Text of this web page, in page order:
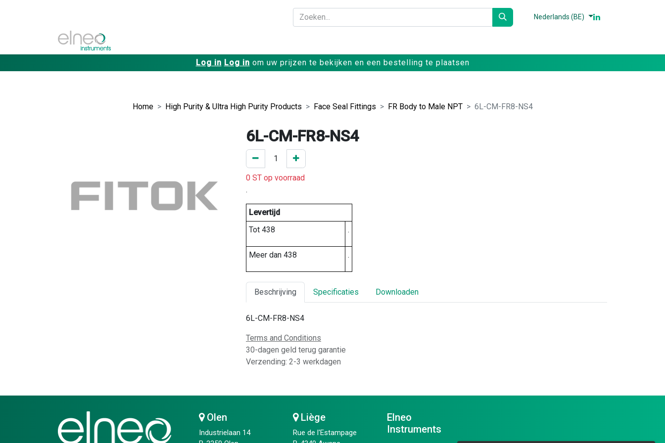
Nederlands (BE)
Log in Log in om uw prijzen te bekijken en een bestelling te plaatsen
Home High Purity & Ultra High Purity Products Face Seal Fittings FR Body to Male NPT 6L-CM-FR8-NS4
6L-CM-FR8-NS4
0 ST op voorraad
.
Levertijd
Tot 438
.
Meer dan 438 .
Beschrijving Specificaties Downloaden
6L-CM-FR8-NS4
Terms and Conditions
30-dagen geld terug garantie
Verzending: 2-3 werkdagen
Olen
Industrielaan 14
Liège
Rue de l'Estampage
Elneo
Instruments